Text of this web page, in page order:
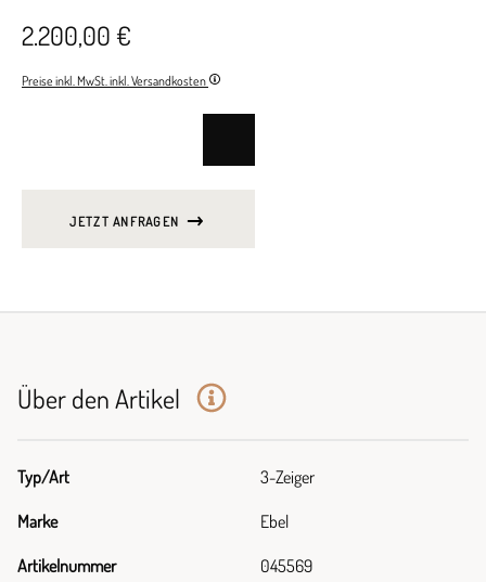
2.200,00 €
Preise inkl. MwSt. inkl. Versandkosten
JETZT ANFRAGEN
Über den Artikel
Typ/Art 3-Zeiger
Marke Ebel
Artikelnummer 045569